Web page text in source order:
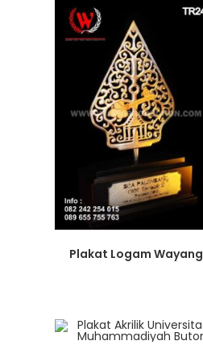
Plakat Logam Wayang